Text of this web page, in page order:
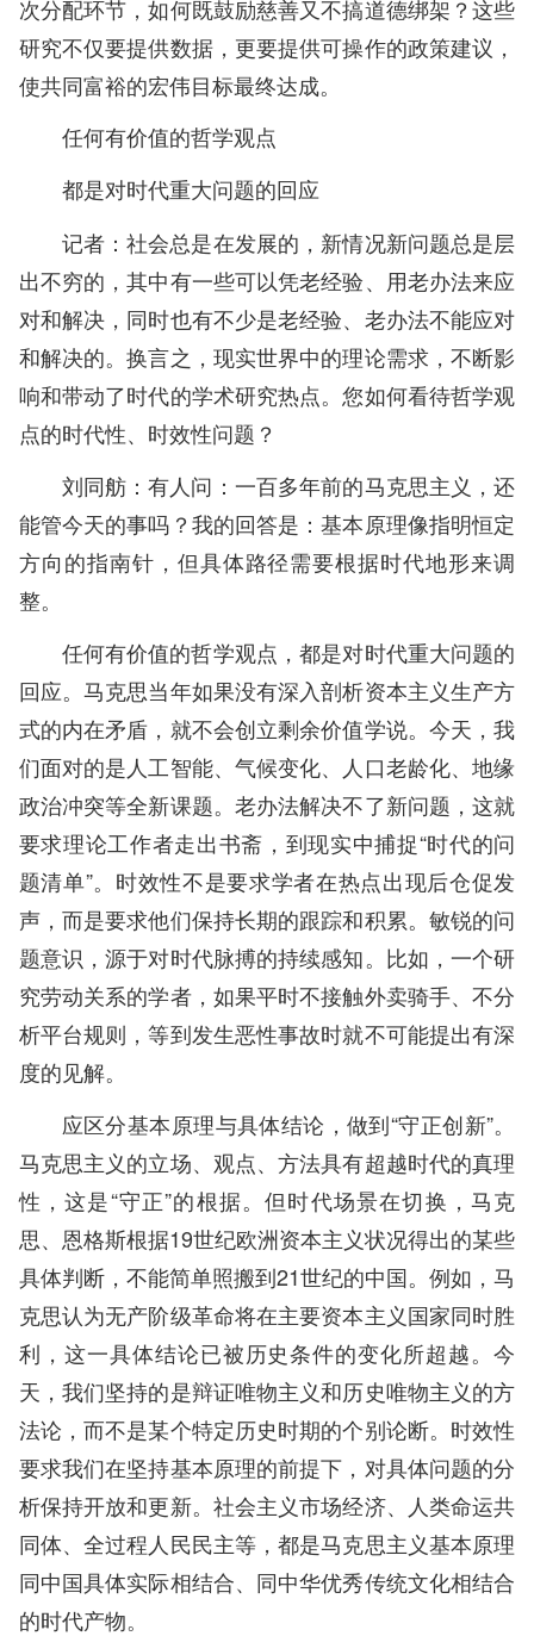
次分配环节，如何既鼓励慈善又不搞道德绑架？这些
研究不仅要提供数据，更要提供可操作的政策建议，
使共同富裕的宏伟目标最终达成。
任何有价值的哲学观点
都是对时代重大问题的回应
记者：社会总是在发展的，新情况新问题总是层
出不穷的，其中有一些可以凭老经验、用老办法来应
对和解决，同时也有不少是老经验、老办法不能应对
和解决的。换言之，现实世界中的理论需求，不断影
响和带动了时代的学术研究热点。您如何看待哲学观
点的时代性、时效性问题？
刘同舫：有人问：一百多年前的马克思主义，还
能管今天的事吗？我的回答是：基本原理像指明恒定
方向的指南针，但具体路径需要根据时代地形来调
整。
任何有价值的哲学观点，都是对时代重大问题的
回应。马克思当年如果没有深入剖析资本主义生产方
式的内在矛盾，就不会创立剩余价值学说。今天，我
们面对的是人工智能、气候变化、人口老龄化、地缘
政治冲突等全新课题。老办法解决不了新问题，这就
要求理论工作者走出书斋，到现实中捕捉“时代的问
题清单”。时效性不是要求学者在热点出现后仓促发
声，而是要求他们保持长期的跟踪和积累。敏锐的问
题意识，源于对时代脉搏的持续感知。比如，一个研
究劳动关系的学者，如果平时不接触外卖骑手、不分
析平台规则，等到发生恶性事故时就不可能提出有深
度的见解。
应区分基本原理与具体结论，做到“守正创新”。
马克思主义的立场、观点、方法具有超越时代的真理
性，这是“守正”的根据。但时代场景在切换，马克
思、恩格斯根据19世纪欧洲资本主义状况得出的某些
具体判断，不能简单照搬到21世纪的中国。例如，马
克思认为无产阶级革命将在主要资本主义国家同时胜
利，这一具体结论已被历史条件的变化所超越。今
天，我们坚持的是辩证唯物主义和历史唯物主义的方
法论，而不是某个特定历史时期的个别论断。时效性
要求我们在坚持基本原理的前提下，对具体问题的分
析保持开放和更新。社会主义市场经济、人类命运共
同体、全过程人民民主等，都是马克思主义基本原理
同中国具体实际相结合、同中华优秀传统文化相结合
的时代产物。